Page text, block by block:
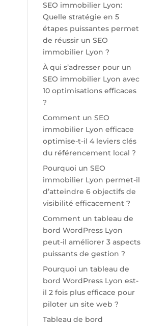
SEO immobilier Lyon:
Quelle stratégie en 5
étapes puissantes permet
de réussir un SEO
immobilier Lyon ?
À qui s’adresser pour un
SEO immobilier Lyon avec
10 optimisations efficaces
?
Comment un SEO
immobilier Lyon efficace
optimise-t-il 4 leviers clés
du référencement local ?
Pourquoi un SEO
immobilier Lyon permet-il
d’atteindre 6 objectifs de
visibilité efficacement ?
Comment un tableau de
bord WordPress Lyon
peut-il améliorer 3 aspects
puissants de gestion ?
Pourquoi un tableau de
bord WordPress Lyon est-
il 2 fois plus efficace pour
piloter un site web ?
Tableau de bord